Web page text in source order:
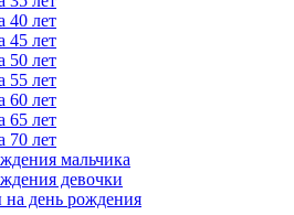
40 лет
45 лет
50 лет
55 лет
60 лет
65 лет
70 лет
мальчика
девочки
день рождения